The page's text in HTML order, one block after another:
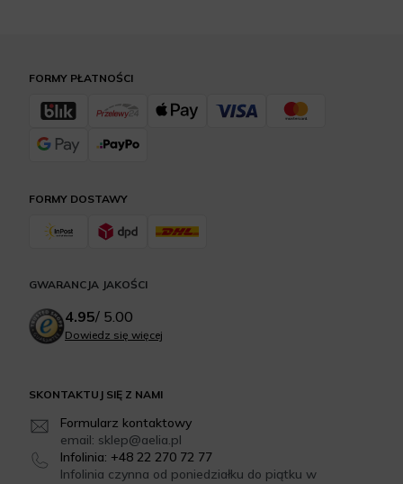
SKONTAKTUJ SIĘ Z NAMI
Formularz kontaktowy
email: sklep@aelia.pl
Infolinia: +48 22 270 72 77
Infolinia czynna od poniedziałku do piątku w
FORMY DOSTAWY
FORMY PŁATNOŚCI
GWARANCJA JAKOŚCI
4.95/ 5.00
Dowiedz się więcej